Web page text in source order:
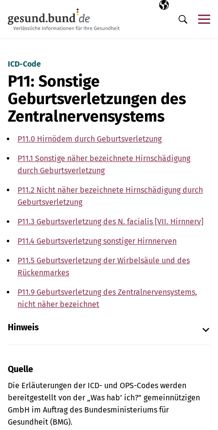
Ausgewählte
DE
Suche
ICD-Code
P11: Sonstige
Geburtsverletzungen des
Zentralnervensystems
P11.0 Hirnödem durch Geburtsverletzung
P11.1 Sonstige näher bezeichnete Hirnschädigung
durch Geburtsverletzung
P11.2 Nicht näher bezeichnete Hirnschädigung durch
Geburtsverletzung
P11.3 Geburtsverletzung des N. facialis [VII. Hirnnerv]
P11.4 Geburtsverletzung sonstiger Hirnnerven
P11.5 Geburtsverletzung der Wirbelsäule und des
Rückenmarkes
P11.9 Geburtsverletzung des Zentralnervensystems,
nicht näher bezeichnet
Hinweis
Quelle
Die Erläuterungen der ICD- und OPS-Codes werden
bereitgestellt von der „Was hab’ ich?” gemeinnützigen
GmbH im Auftrag des Bundesministeriums für
Gesundheit (BMG).